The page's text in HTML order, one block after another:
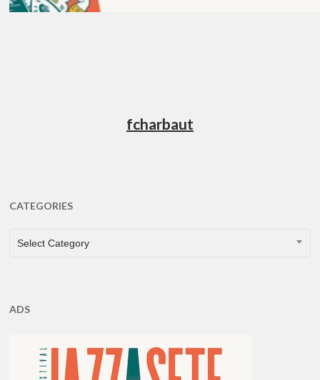
fcharbaut
CATEGORIES
CATEGORIES
Select Category
ADS